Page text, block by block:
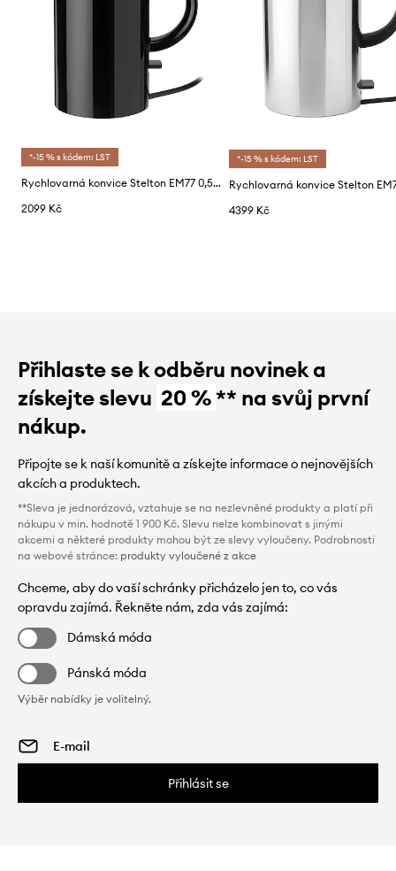
*-15 % s kódem: LST
Rychlovarná konvice Stelton EM77 0,5 L
2099 Kč
*-15 % s kódem: LST
Rychlovarná konvice Stelton
4399 Kč
Přihlaste se k odběru novinek a
získejte slevu 20 %** na svůj první
nákup.
Připojte se k naší komunitě a získejte informace o nejnovějších
akcích a produktech.
**Sleva je jednorázová, vztahuje se na nezlevněné produkty a platí při
nákupu v min. hodnotě 1 900 Kč. Slevu nelze kombinovat s jinými
akcemi a některé produkty mohou být ze slevy vyloučeny. Podrobnosti
na webové stránce: produkty vyloučené z akce
Chceme, aby do vaší schránky přicházelo jen to, co vás
opravdu zajímá. Řekněte nám, zda vás zajímá:
Dámská móda
Pánská móda
Výběr nabídky je volitelný.
Přihlásit se